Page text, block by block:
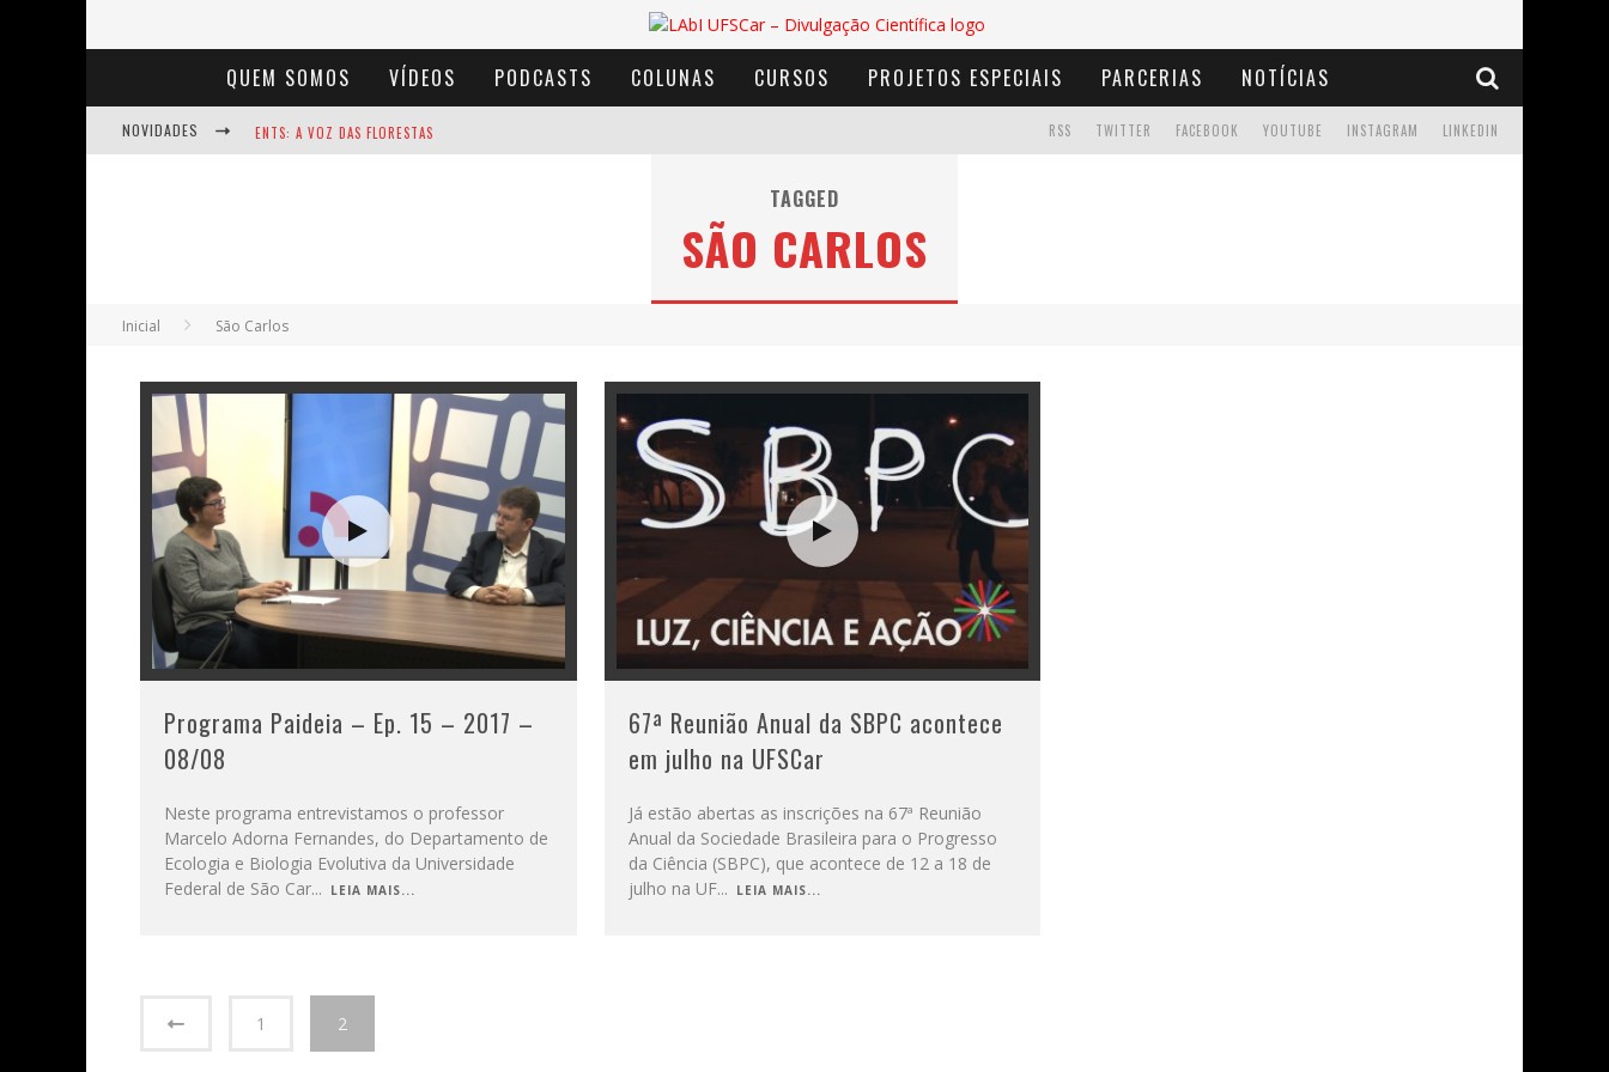
QUEM SOMOS VÍDEOS PODCASTS COLUNAS CURSOS PROJETOS ESPECIAIS PARCERIAS NOTÍCIAS
NOVIDADES ENTS: A VOZ DAS FLORESTAS
BAÚ DE HISTÓRIAS - A JAMAIS IMAGINADA AVENTURA COM OS MOINHOS DE VENTO
LINKEDIN
INSTAGRAM
YOUTUBE
FACEBOOK
TWITTER
RSS
TAGGED
SÃO CARLOS
Inicial São Carlos
Programa Paideia – Ep. 15 – 2017 –
08/08
Neste programa entrevistamos o professor
Marcelo Adorna Fernandes, do Departamento de
Ecologia e Biologia Evolutiva da Universidade
Federal de São Car... LEIA MAIS...
67ª Reunião Anual da SBPC acontece
em julho na UFSCar
Já estão abertas as inscrições na 67ª Reunião
Anual da Sociedade Brasileira para o Progresso
da Ciência (SBPC), que acontece de 12 a 18 de
julho na UF... LEIA MAIS...
1 2